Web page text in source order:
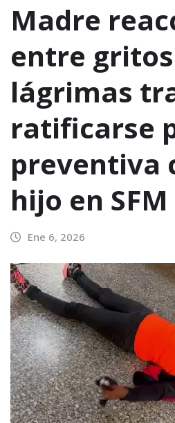
Madre
entre
lágrimas
ratificarse
preventiva
hijo en SFM
Ene 6, 2026